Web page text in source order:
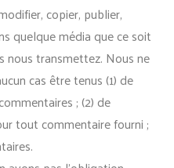
copier, publier,
quelque média que ce soit
nous transmettez. Nous ne
cas être tenus (1) de
; (2) de
tout commentaire fourni ;